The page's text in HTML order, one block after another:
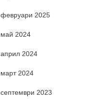
февруари 2025
май 2024
април 2024
март 2024
септември 2023